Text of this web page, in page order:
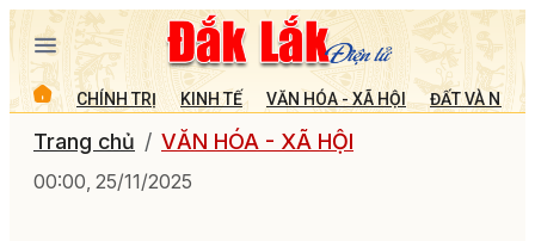
CHÍNH TRỊ KINH TẾ VĂN HÓA - XÃ HỘI ĐẤT VÀ
Trang chủ VĂN HÓA - XÃ HỘI
00:00, 25/11/2025